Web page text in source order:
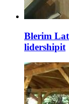
Blerim
lidershipit